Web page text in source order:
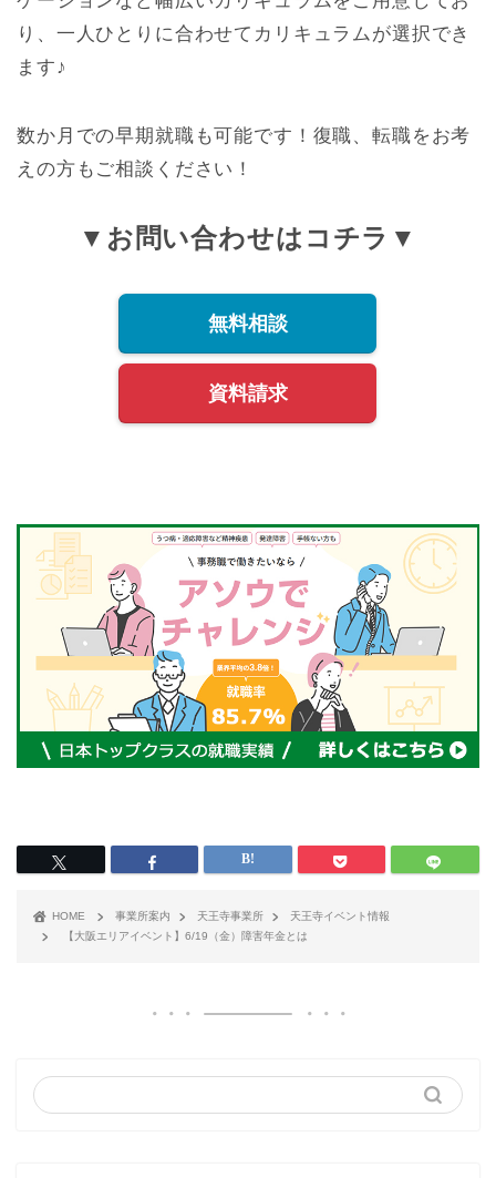
り、一人ひとりに合わせてカリキュラムが選択でき
ます♪
数か月での早期就職も可能です！復職、転職をお考
えの方もご相談ください！
▼お問い合わせはコチラ▼
無料相談
資料請求
HOME 事業所案内 天王寺事業所
天王寺イベント情報
【大阪エリアイベント】6/19（金）障害年金とは